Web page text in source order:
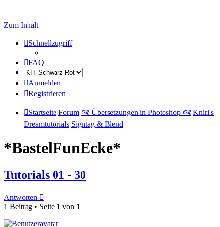
Zum Inhalt
Schnellzugriff
FAQ
Anmelden
Registrieren
Startseite Forum 🙧 Übersetzungen in Photoshop 🙧 Kniri's
Dreamtutorials Signtag & Blend
*BastelFunEcke*
Tutorials 01 - 30
Antworten
1 Beitrag • Seite 1 von 1